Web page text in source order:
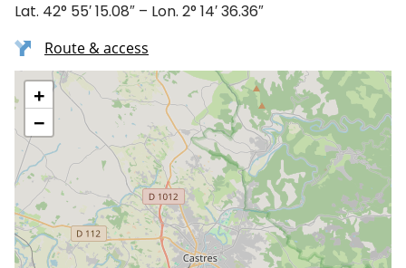
Lat. 42° 55′ 15.08″ – Lon. 2° 14′ 36.36″
Route & access
+
−